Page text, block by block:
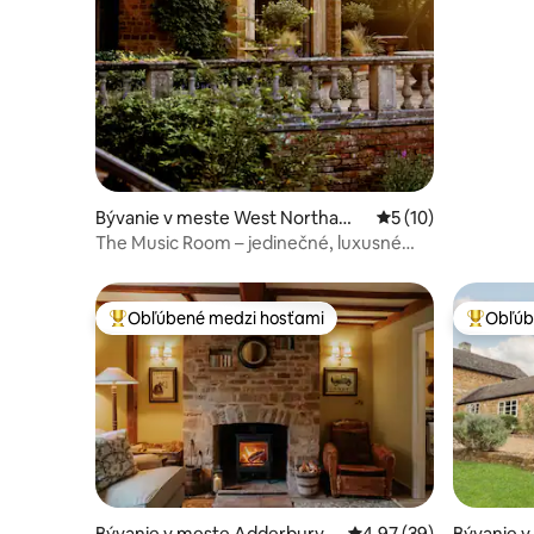
Bývanie v meste West Northamp
tonshire
Priemerné
5 (10)
The Music Room – jedinečné, luxusné
Najobľúbenejšie medzi hosťami
Obľúbené medzi hosťami